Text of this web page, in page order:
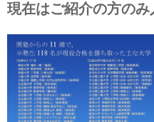
現在はご紹介の方の